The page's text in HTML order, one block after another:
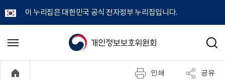
이 누리집은 대한민국 공식 전자정부 누리집입니다.
개
메
기
검
인쇄 공유